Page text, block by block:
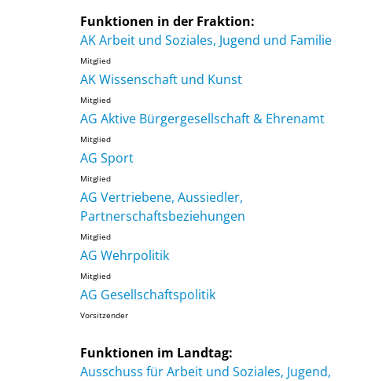
Funktionen in der Fraktion:
AK Arbeit und Soziales, Jugend und Familie
Mitglied
AK Wissenschaft und Kunst
Mitglied
AG Aktive Bürgergesellschaft & Ehrenamt
Mitglied
AG Sport
Mitglied
AG Vertriebene, Aussiedler,
Partnerschaftsbeziehungen
Mitglied
AG Wehrpolitik
Mitglied
AG Gesellschaftspolitik
Vorsitzender
Funktionen im Landtag:
Ausschuss für Arbeit und Soziales, Jugend,